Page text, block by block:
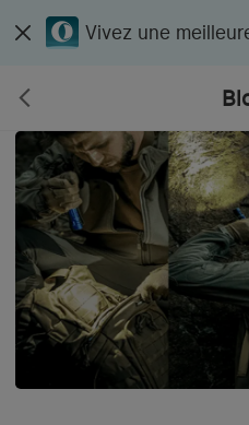
Vivez une